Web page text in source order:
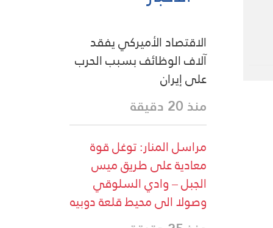
الاقتصاد الأميركي يفقد
آلاف الوظائف بسبب الحرب
على إيران
منذ 20 دقيقة
مراسل المنار: توغل قوة
معادية على طريق ميس
الجبل – وادي السلوقي
وصولا الى محيط قلعة دوبيه